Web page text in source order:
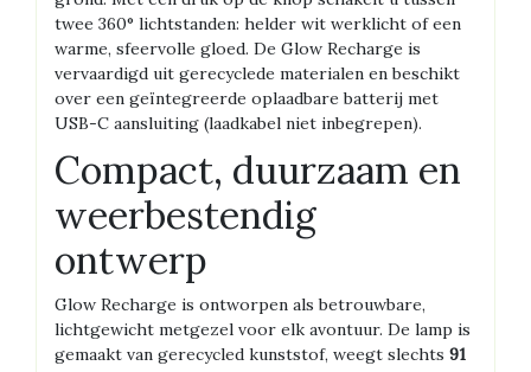
twee 360° lichtstanden: helder wit werklicht of een
warme, sfeervolle gloed. De Glow Recharge is
vervaardigd uit gerecyclede materialen en beschikt
over een geïntegreerde oplaadbare batterij met
USB-C aansluiting (laadkabel niet inbegrepen).
Compact, duurzaam en
weerbestendig
ontwerp
Glow Recharge is ontworpen als betrouwbare,
lichtgewicht metgezel voor elk avontuur. De lamp is
gemaakt van gerecycled kunststof, weegt slechts 91